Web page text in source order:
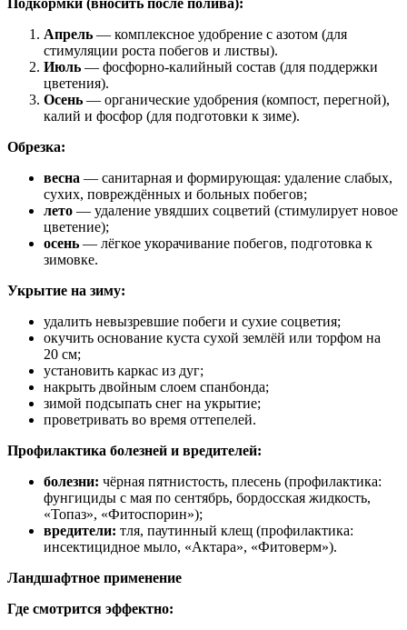
Подкормки (вносить после полива):
Апрель — комплексное удобрение с азотом (для
стимуляции роста побегов и листвы).
Июль — фосфорно‑калийный состав (для поддержки
цветения).
Осень — органические удобрения (компост, перегной),
калий и фосфор (для подготовки к зиме).
Обрезка:
весна — санитарная и формирующая: удаление слабых,
сухих, повреждённых и больных побегов;
лето — удаление увядших соцветий (стимулирует новое
цветение);
осень — лёгкое укорачивание побегов, подготовка к
зимовке.
Укрытие на зиму:
удалить невызревшие побеги и сухие соцветия;
окучить основание куста сухой землёй или торфом на
20 см;
установить каркас из дуг;
накрыть двойным слоем спанбонда;
зимой подсыпать снег на укрытие;
проветривать во время оттепелей.
Профилактика болезней и вредителей:
болезни: чёрная пятнистость, плесень (профилактика:
фунгициды с мая по сентябрь, бордосская жидкость,
«Топаз», «Фитоспорин»);
вредители: тля, паутинный клещ (профилактика:
инсектицидное мыло, «Актара», «Фитоверм»).
Ландшафтное применение
Где смотрится эффектно: